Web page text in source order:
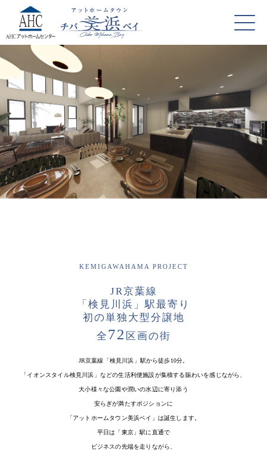
KEMIGAWAHAMA PROJECT
JR京葉線
「検見川浜」駅最寄り
初の単独大型分譲地
全 72 区画の街
JR京葉線「検見川浜」駅から徒歩10分。
「イオンスタイル検見川浜」などの生活利便施設が集積する賑わいを感じながら、
大小様々な公園や潤いの水辺に寄り添う
安らぎが満たすポジションに
「アットホームタウン美浜ベイ」は誕生します。
平日は「東京」駅に直通で
ビジネスの先端を走りながら、